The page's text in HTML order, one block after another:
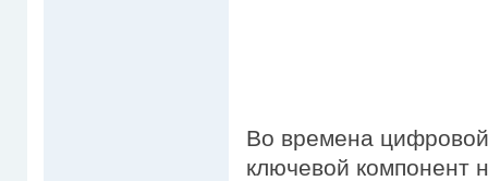
Во времена
ключевой компонент